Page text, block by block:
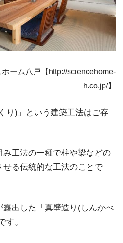
ーム八戸【http://sciencehome-
h.co.jp/】
り)」という建築工法はご存
工法の一種で柱や梁などの
る伝統的な工法のことで
出した「真壁造り(しんかべ
す。